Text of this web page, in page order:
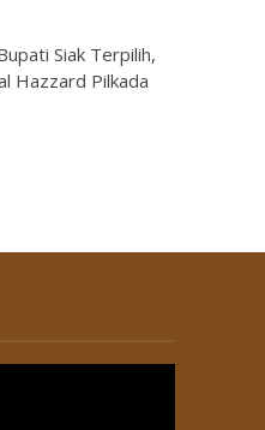
Siak Terpilih,
Hazzard Pilkada